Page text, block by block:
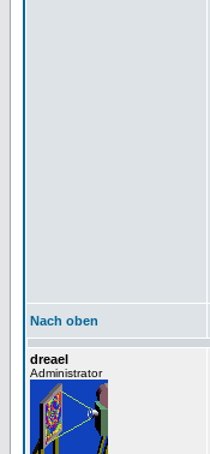
Nach oben
dreael
Administrator